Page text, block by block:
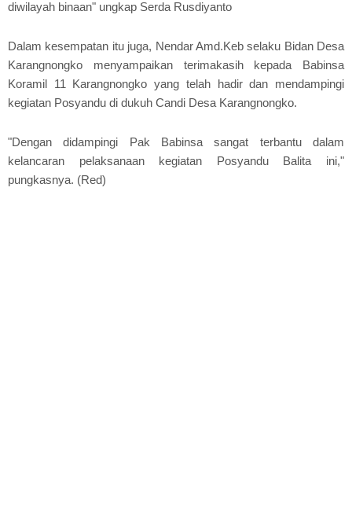
diwilayah binaan" ungkap Serda Rusdiyanto
Dalam kesempatan itu juga, Nendar Amd.Keb selaku Bidan Desa
Karangnongko menyampaikan terimakasih kepada Babinsa
Koramil 11 Karangnongko yang telah hadir dan mendampingi
kegiatan Posyandu di dukuh Candi Desa Karangnongko.
"Dengan didampingi Pak Babinsa sangat terbantu dalam
kelancaran pelaksanaan kegiatan Posyandu Balita ini,"
pungkasnya. (Red)